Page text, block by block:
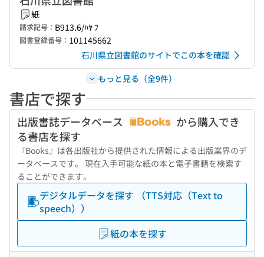
紙
請求記号： B913.6/ﾊﾔ ﾌ
図書登録番号： 101145662
石川県立図書館のサイトでこの本を確認
もっと見る（全9件）
書店で探す
出版書誌データベース
から購入でき
る書店を探す
『Books』は各出版社から提供された情報による出版業界のデ
ータベースです。 現在入手可能な紙の本と電子書籍を検索す
ることができます。
デジタルデータを探す （TTS対応（Text to
speech））
紙の本を探す